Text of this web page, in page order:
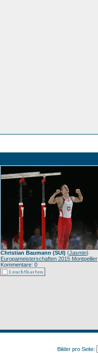
Christian Baumann (SUI) (Jasmin)
Europameisterschaften 2015 Montpellier
Kommentare: 0
Bilder pro Seite: